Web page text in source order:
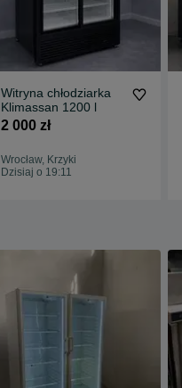
Witryna chłodziarka
Klimassan 1200 l
2 000 zł
Wrocław, Krzyki
Dzisiaj o 19:11